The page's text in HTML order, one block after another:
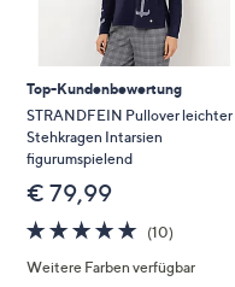
Top-Kundenbewertung
STRANDFEIN Pullover leichter
Stehkragen Intarsien
figurumspielend
€ 79,99
4.9
von
5
(10)10
Weitere Farben verfügbar